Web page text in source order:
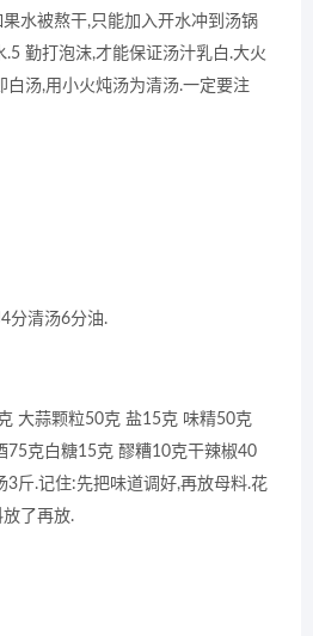
水被熬干,只能加入开水冲到汤锅
.5 勤打泡沫,才能保证汤汁乳白.大火
白汤,用小火炖汤为清汤.一定要注
分清汤6分油.
大蒜颗粒50克 盐15克 味精50克
75克白糖15克 醪糟10克干辣椒40
3斤.记住:先把味道调好,再放母料.花
了再放.